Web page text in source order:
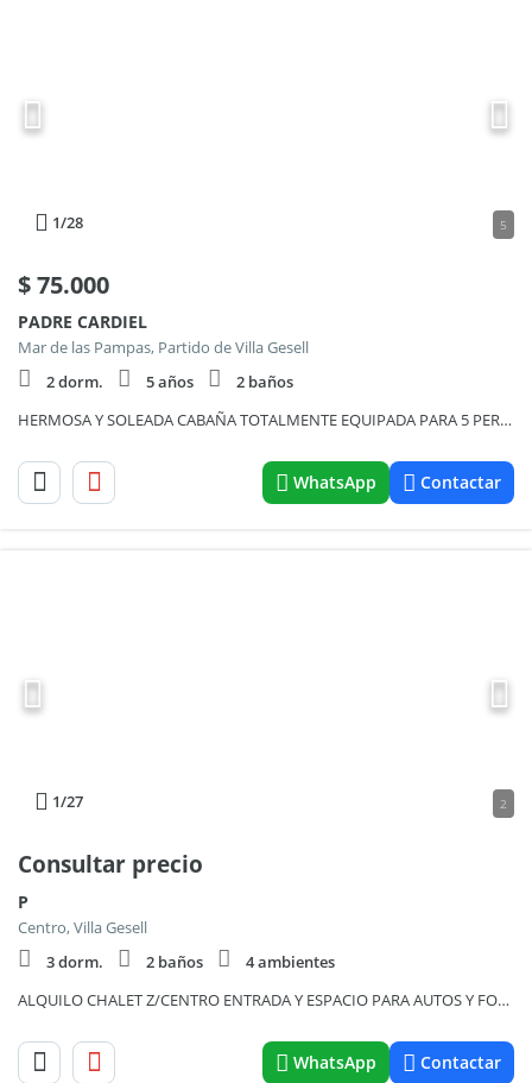
1/28 5
$75.000
PADRE CARDIEL
Mar de las Pampas, Partido de Villa Gesell
2 dorm.
5 años
2 baños
HERMOSA Y SOLEADA CABAÑA TOTALMENTE EQUIPADA PARA 5 PERSONAS - NO SE COBRA COMISION
WhatsApp Contactar
1/27 2
Consultar precio
P
Centro, Villa Gesell
3 dorm.
2 baños
4 ambientes
ALQUILO CHALET Z/CENTRO ENTRADA Y ESPACIO PARA AUTOS Y FONDO: A2189
WhatsApp Contactar